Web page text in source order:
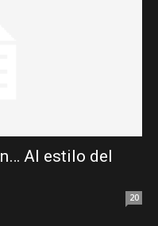
Al estilo del
20